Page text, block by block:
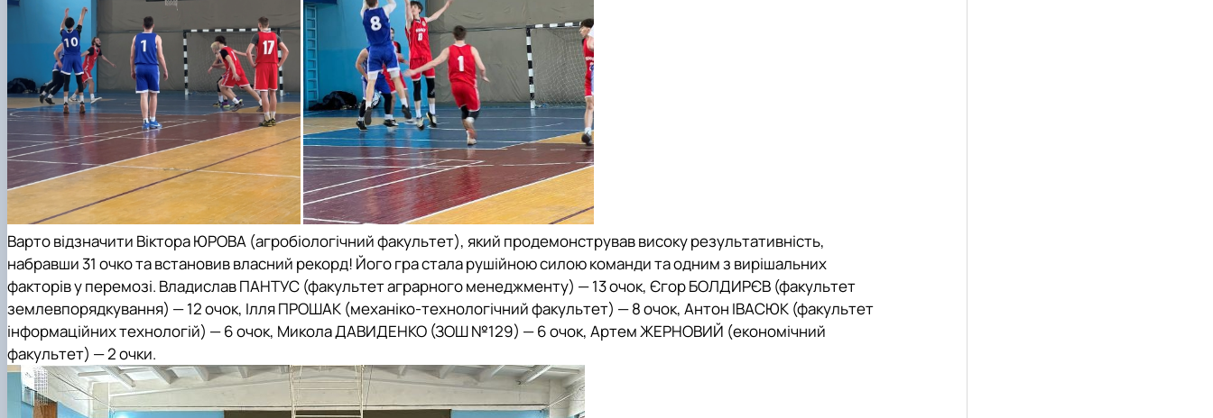
Варто відзначити Віктора ЮРОВА (агробіологічний факультет), який продемонстрував високу результативність,
набравши 31 очко та встановив власний рекорд! Його гра стала рушійною силою команди та одним з вирішальних
факторів у перемозі. Владислав ПАНТУС (факультет аграрного менеджменту) — 13 очок, Єгор БОЛДИРЄВ (факультет
землевпорядкування) — 12 очок, Ілля ПРОШАК (механіко-технологічний факультет) — 8 очок, Антон ІВАСЮК (факультет
інформаційних технологій) — 6 очок, Микола ДАВИДЕНКО (ЗОШ №129) — 6 очок, Артем ЖЕРНОВИЙ (економічний
факультет) — 2 очки.